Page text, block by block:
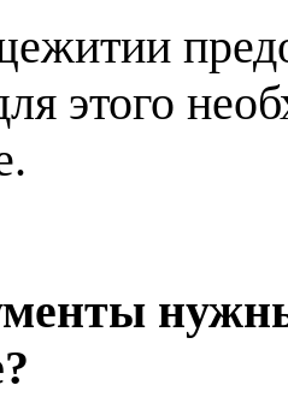
этого